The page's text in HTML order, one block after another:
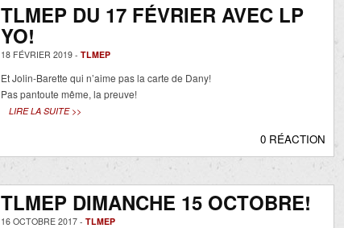
TLMEP DU 17 FÉVRIER AVEC LP
YO!
18 FÉVRIER 2019 - TLMEP
Et Jolin-Barette qui n’aime pas la carte de Dany!
Pas pantoute même, la preuve!
LIRE LA SUITE >>
0 RÉACTION
TLMEP DIMANCHE 15 OCTOBRE!
16 OCTOBRE 2017 - TLMEP